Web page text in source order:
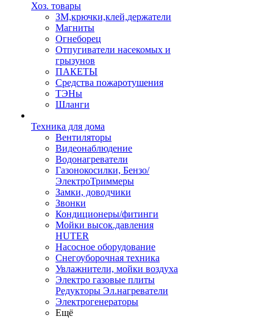
Хоз. товары
ЗМ,крючки,клей,держатели
Магниты
Огнеборец
Отпугиватели насекомых и
грызунов
ПАКЕТЫ
Средства пожаротушения
ТЭНы
Шланги
Техника для дома
Вентиляторы
Видеонаблюдение
Водонагреватели
Газонокосилки, Бензо/
ЭлектроТриммеры
Замки, доводчики
Звонки
Кондиционеры/фитинги
Мойки высок.давления
HUTER
Насосное оборудование
Снегоуборочная техника
Увлажнители, мойки воздуха
Электро газовые плиты
Редукторы Эл.нагреватели
Электрогенераторы
Ещё